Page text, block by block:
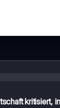
kritisiert,